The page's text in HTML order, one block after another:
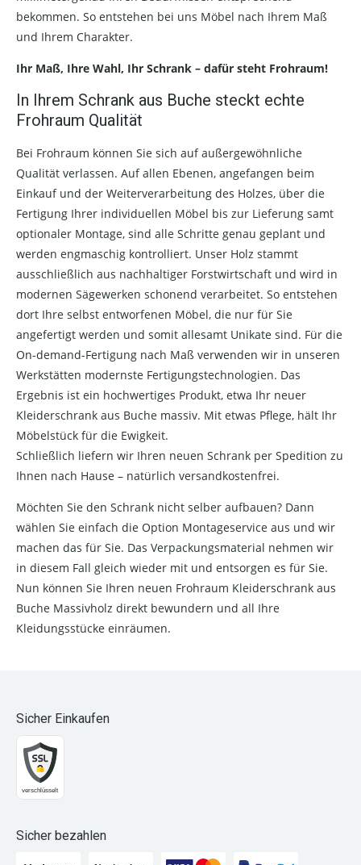
bekommen. So entstehen bei uns Möbel nach Ihrem Maß
und Ihrem Charakter.
Ihr Maß, Ihre Wahl, Ihr Schrank – dafür steht Frohraum!
In Ihrem Schrank aus Buche steckt echte
Frohraum Qualität
Bei Frohraum können Sie sich auf außergewöhnliche
Qualität verlassen. Auf allen Ebenen, angefangen beim
Einkauf und der Weiterverarbeitung des Holzes, über die
Fertigung Ihrer individuellen Möbel bis zur Lieferung samt
optionaler Montage, sind alle Schritte genau geplant und
werden engmaschig kontrolliert. Unser Holz stammt
ausschließlich aus nachhaltiger Forstwirtschaft und wird in
modernen Sägewerken schonend verarbeitet. So entstehen
dort Ihre selbst entworfenen Möbel, die nur für Sie
angefertigt werden und somit allesamt Unikate sind. Für die
On-demand-Fertigung nach Maß verwenden wir in unseren
Werkstätten modernste Fertigungstechnologien. Das
Ergebnis ist ein hochwertiges Produkt, etwa Ihr neuer
Kleiderschrank aus Buche massiv. Mit etwas Pflege, hält Ihr
Möbelstück für die Ewigkeit.
Schließlich liefern wir Ihren neuen Schrank per Spedition zu
Ihnen nach Hause – natürlich versandkostenfrei.
Möchten Sie den Schrank nicht selber aufbauen? Dann
wählen Sie einfach die Option Montageservice aus und wir
machen das für Sie. Das Verpackungsmaterial nehmen wir
in diesem Fall gleich wieder mit und entsorgen es für Sie.
Nun können Sie Ihren neuen Frohraum Kleiderschrank aus
Buche Massivholz direkt bewundern und all Ihre
Kleidungsstücke einräumen.
Sicher Einkaufen
Sicher bezahlen